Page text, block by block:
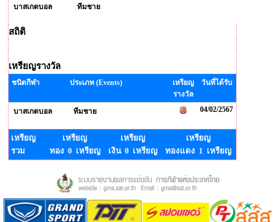
บาสเกตบอล
ทีมชาย
สถิติ
เหรียญรางวัล
ชนิดกีฬา ประเภท (Events)
เหรียญ
รางวัล
วันที่ได้รับ
บาสเกตบอล ทีมชาย 04/02/2567
เหรียญ
รวม
เหรียญ
ทอง 0 เหรียญ
เหรียญ
เงิน 0 เหรียญ
เหรียญ
ทองแดง 1 เหรียญ